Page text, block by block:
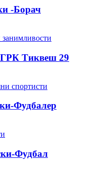
-Борач
Тиквеш 29
спортисти
Фудбалер
Фудбал